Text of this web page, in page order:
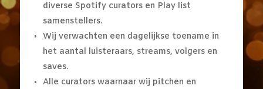
diverse Spotify curators en Play list
samenstellers.
Wij verwachten een dagelijkse toename in
het aantal luisteraars, streams, volgers en
saves.
Alle curators waarnaar wij pitchen en